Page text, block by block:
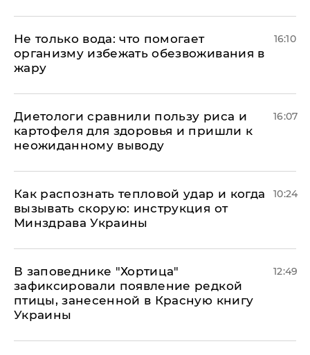
Не только вода: что помогает
организму избежать обезвоживания в
жару
16:10
Диетологи сравнили пользу риса и
картофеля для здоровья и пришли к
неожиданному выводу
16:07
Как распознать тепловой удар и когда
вызывать скорую: инструкция от
Минздрава Украины
10:24
В заповеднике "Хортица"
зафиксировали появление редкой
птицы, занесенной в Красную книгу
Украины
12:49